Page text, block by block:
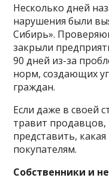
Несколько дней
нарушения были
Сибирь».
закрыли
90 дней из-за
норм, создающих
граждан.
Если даже в своей
травит
представить,
покупателям.
Собственники и